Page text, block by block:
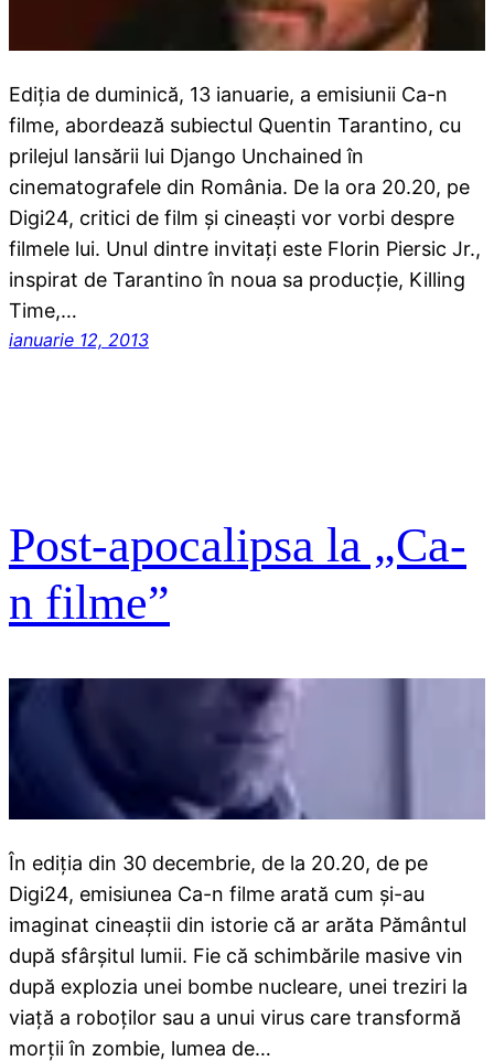
Ediţia de duminică, 13 ianuarie, a emisiunii Ca-n
filme, abordează subiectul Quentin Tarantino, cu
prilejul lansării lui Django Unchained în
cinematografele din România. De la ora 20.20, pe
Digi24, critici de film şi cineaşti vor vorbi despre
filmele lui. Unul dintre invitaţi este Florin Piersic Jr.,
inspirat de Tarantino în noua sa producţie, Killing
Time,…
ianuarie 12, 2013
Post-apocalipsa la „Ca-
n filme”
În ediția din 30 decembrie, de la 20.20, de pe
Digi24, emisiunea Ca-n filme arată cum și-au
imaginat cineaștii din istorie că ar arăta Pământul
după sfârșitul lumii. Fie că schimbările masive vin
după explozia unei bombe nucleare, unei treziri la
viață a roboților sau a unui virus care transformă
morții în zombie, lumea de…